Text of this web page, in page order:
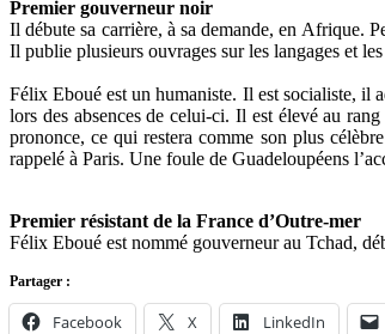
Premier gouverneur noir
Il débute sa carrière, à sa demande, en Afrique.
Il publie plusieurs ouvrages sur les langages et
Félix Eboué est un humaniste. Il est socialiste, il
lors des absences de celui-ci. Il est élevé au
prononce, ce qui restera comme son plus
rappelé à Paris. Une foule de Guadeloupéens
Premier résistant de la France d’Outre-mer
Félix Eboué est nommé gouverneur au Tchad,
Partager :
Facebook X LinkedIn